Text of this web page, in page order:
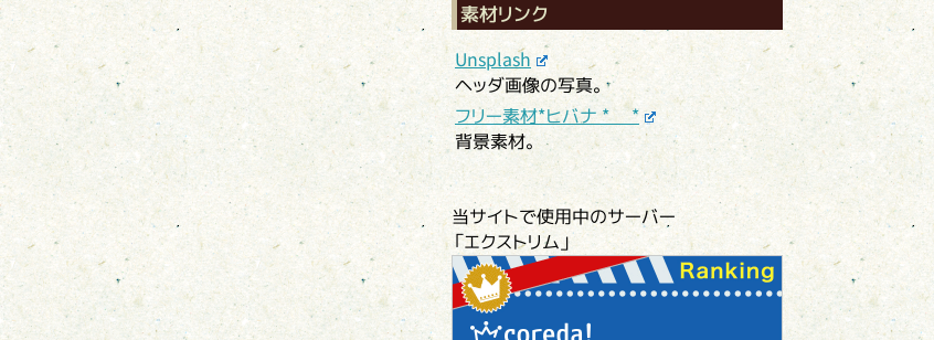
素材リンク
Unsplash
ヘッダ画像の写真。
フリー素材*ヒバナ * *
背景素材。
当サイトで使用中のサーバー
「エクストリム」